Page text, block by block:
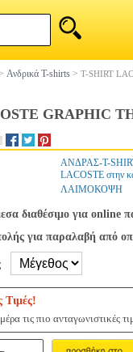
> Ανδρικά T-shirts > T-SHIRT
GRAPHIC
ΑΝΔΡΑΣ-T-
LACOSTE στην
ΛΑΙΜΟΚΟΨΗ
διαθέσιμο για online
για παραλαβή από
Τιμές!
τις πιο ανταγωνιστικές